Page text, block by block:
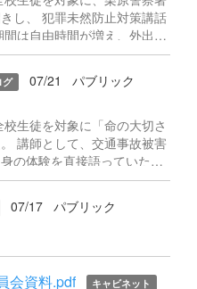
さい。
し、 犯罪未然防止対策講話
は自由時間が増え、外出や
ら、犯罪やトラブルに巻き
時期です。そうした時期を
危険性スマートフォン・イ
点など、高校生を取り巻く
な事例を交えながらわかり
「知らなかった」では済ま
の知識と判断力。 夏休みを
だことをしっかりと意識し
グ 07/21
パブリック
生徒を対象に「命の大切さ
講師として、交通事故被害
の体験を直接語っていただ
受けた痛みや悲しみ、それ
、言葉の一つひとつが生徒
被害者も加害者も出さない
命の重さと他者への思いや
07/17
パブリック
会資料.pdf キャビネット